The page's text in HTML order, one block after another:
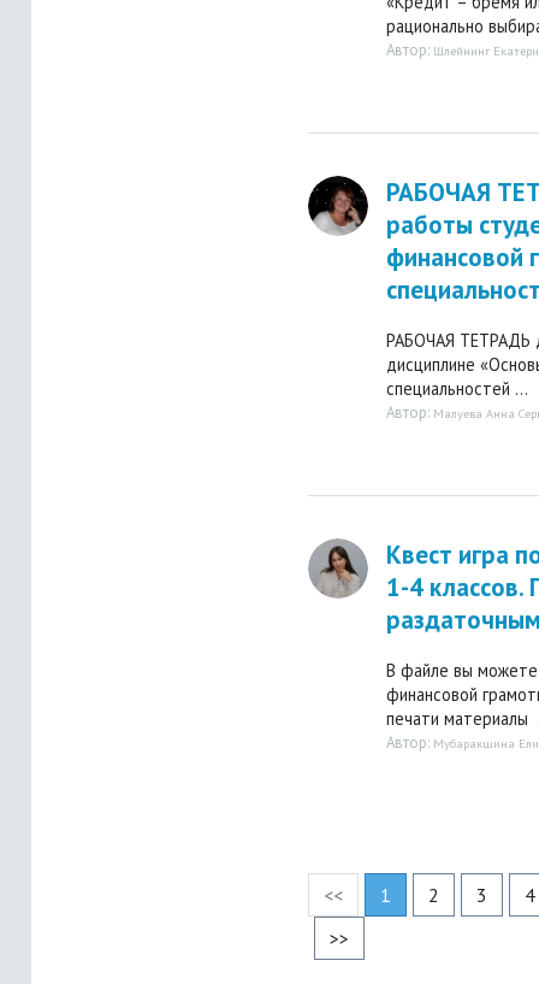
рационально
Автор: Шлейнинг
РАБОЧАЯ
работы
финансовой
РАБОЧАЯ ТЕТРАДЬ
дисциплине
специальностей ...
Автор: Малуева Анна
Квест игра
1-4 классов.
В файле вы можете
финансовой
печати материалы
Автор: Мубаракшина
<< 1 2 3
4
>>